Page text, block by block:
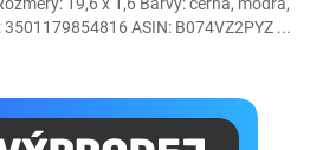
ASIN: B074VZ2PYZ ...